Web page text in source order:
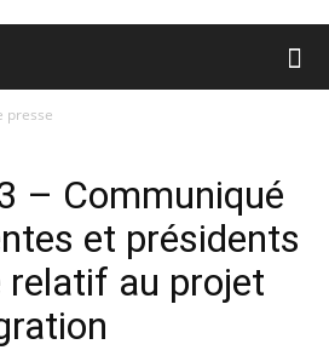
presse
– Communiqué
et présidents
relatif au projet